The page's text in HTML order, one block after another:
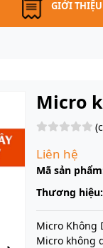
GIỚI THIỆU
Micro
Liên hệ
Mã sản
Thương hiệu:
Micro Không
Micro không